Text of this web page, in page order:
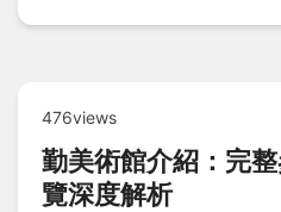
476views
勤美術館介紹：完
覽深度解析